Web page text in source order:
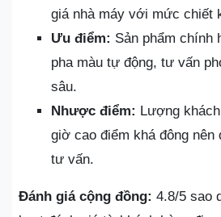
giá nhà máy với mức chiết
Ưu điểm: Sản phẩm chính
pha màu tự động, tư vấn
sâu.
Nhược điểm: Lượng
giờ cao điểm khá đông
tư vấn.
Đánh giá cộng đồng: 4.8/5 sao